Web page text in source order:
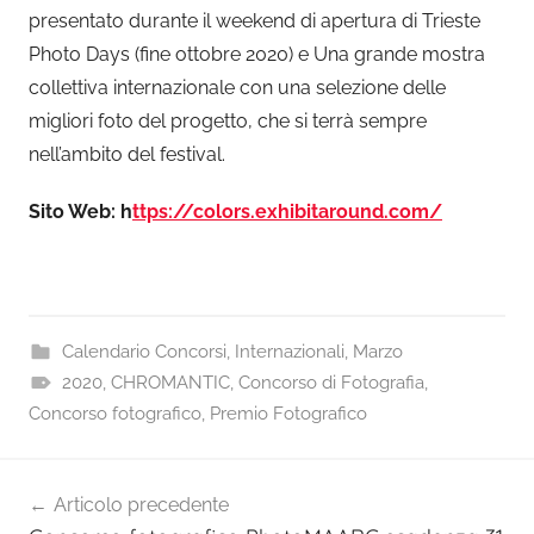
presentato durante il weekend di apertura di Trieste
Photo Days (fine ottobre 2020) e Una grande mostra
collettiva internazionale con una selezione delle
migliori foto del progetto, che si terrà sempre
nell’ambito del festival.
Sito Web: https://colors.exhibitaround.com/
Calendario Concorsi, Internazionali, Marzo
2020, CHROMANTIC, Concorso di Fotografia,
Concorso fotografico, Premio Fotografico
articoli
Articolo precedente